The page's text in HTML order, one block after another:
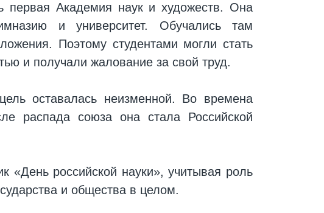
первая Академия наук и художеств. Она
и университет. Обучались там
Поэтому студентами могли стать
и получали жалование за свой труд.
оставалась неизменной. Во времена
распада союза она стала Российской
«День российской науки», учитывая роль
и общества в целом.